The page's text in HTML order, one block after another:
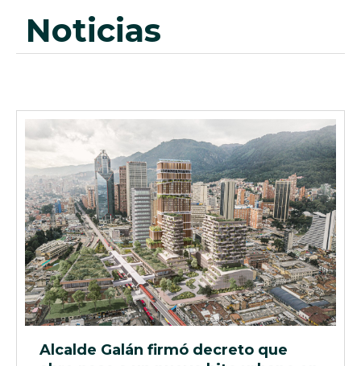
noticias
Alcalde Galán firmó decreto que